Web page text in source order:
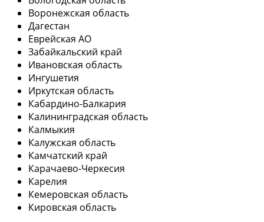
Воронежская область
Дагестан
Еврейская АО
Забайкальский край
Ивановская область
Ингушетия
Иркутская область
Кабардино-Балкария
Калининградская область
Калмыкия
Калужская область
Камчатский край
Карачаево-Черкесия
Карелия
Кемеровская область
Кировская область